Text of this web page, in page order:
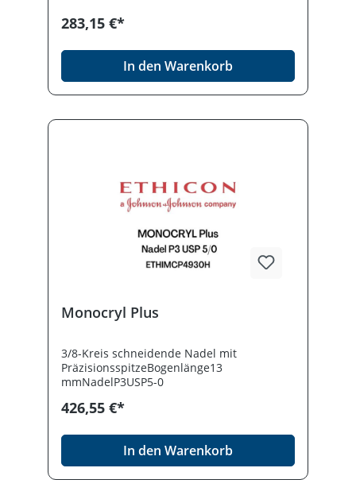
283,15 €*
In den Warenkorb
Monocryl Plus
3/8-Kreis schneidende Nadel mit
PräzisionsspitzeBogenlänge13
mmNadelP3USP5-0
426,55 €*
In den Warenkorb